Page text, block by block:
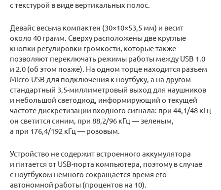
с текстурой в виде вертикальных полос.
Девайс весьма компактен (30×10×53,5 мм) и весит
около 40 грамм. Сверху расположены две круглые
кнопки регулировки громкости, которые также
позволяют переключать режимы работы между USB 1.0
и 2.0 (об этом позже). На одном торце находится разъем
Micro-USB для подключения к ноутбуку, а на другом —
стандартный 3,5-миллиметровый выход для наушников
и небольшой светодиод, информирующий о текущей
частоте дискретизации входного сигнала: при 44,1/48 кГц
он светится синим, при 88,2/96 кГц — зеленым,
а при 176,4/192 кГц — розовым.
Устройство не содержит встроенного аккумулятора
и питается от USB-порта компьютера, поэтому в случае
с ноутбуком немного сокращается время его
автономной работы (процентов на 10).